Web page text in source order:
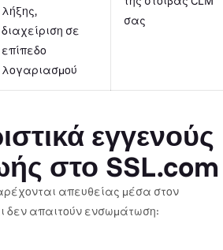
λήξης,
διαχείριση σε
επίπεδο
λογαριασμού
σας
εγγενούς
στο SSL.com
απευθείας μέσα στον
δεν απαιτούν ενσωμάτωση: